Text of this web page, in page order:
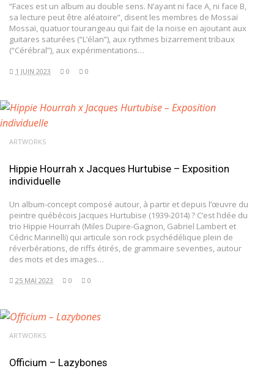
“Faces est un album au double sens. N’ayant ni face A, ni face B,
sa lecture peut être aléatoire”, disent les membres de Mossaï
Mossaï, quatuor tourangeau qui fait de la noise en ajoutant aux
guitares saturées (“L’élan”), aux rythmes bizarrement tribaux
(“Cérébral”), aux expérimentations…
1 JUIN 2023 0 0
ARTWORKS
Hippie Hourrah x Jacques Hurtubise – Exposition
individuelle
Un album-concept composé autour, à partir et depuis l’œuvre du
peintre québécois Jacques Hurtubise (1939-2014) ? C’est l’idée du
trio Hippie Hourrah (Miles Dupire-Gagnon, Gabriel Lambert et
Cédric Marinelli) qui articule son rock psychédélique plein de
réverbérations, de riffs étirés, de grammaire seventies, autour
des mots et des images…
25 MAI 2023 0 0
ARTWORKS
Officium – Lazybones